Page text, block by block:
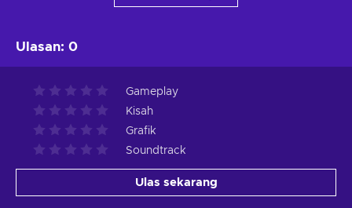
Ulasan: 0
Gameplay
Kisah
Grafik
Soundtrack
Ulas sekarang